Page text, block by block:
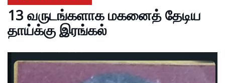
13 வருடங்களாக மகனைத் தேடிய
தாய்க்கு இரங்கல்